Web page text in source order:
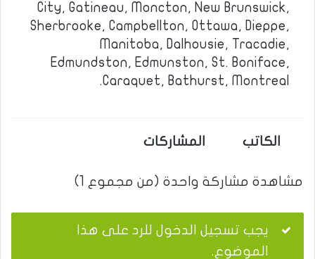
City, Gatineau, Moncton, New Brunswick,
Sherbrooke, Campbellton, Ottawa, Dieppe,
Manitoba, Dalhousie, Tracadie,
Edmundston, Edmunston, St. Boniface,
Caraquet, Bathurst, Montreal.
الكاتب المشاركات
مشاهدة مشاركة واحدة (من مجموع 1)
يجب تسجيل الدخول للرد على هذا
الموضوع.